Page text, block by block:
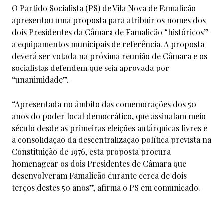
O Partido Socialista (PS) de Vila Nova de Famalicão
apresentou uma proposta para atribuir os nomes dos
dois Presidentes da Câmara de Famalicão “históricos”
a equipamentos municipais de referência. A proposta
deverá ser votada na próxima reunião de Câmara e os
socialistas defendem que seja aprovada por
“unanimidade”.
“Apresentada no âmbito das comemorações dos 50
anos do poder local democrático, que assinalam meio
século desde as primeiras eleições autárquicas livres e
a consolidação da descentralização política prevista na
Constituição de 1976, esta proposta procura
homenagear os dois Presidentes de Câmara que
desenvolveram Famalicão durante cerca de dois
terços destes 50 anos”, afirma o PS em comunicado.